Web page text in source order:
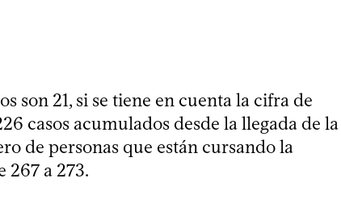
son 21, si se tiene en cuenta la cifra de
casos acumulados desde la llegada de la
de personas que están cursando la
267 a 273.